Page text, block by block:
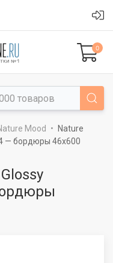
0
Mood
Nature
— бордюры 46x600